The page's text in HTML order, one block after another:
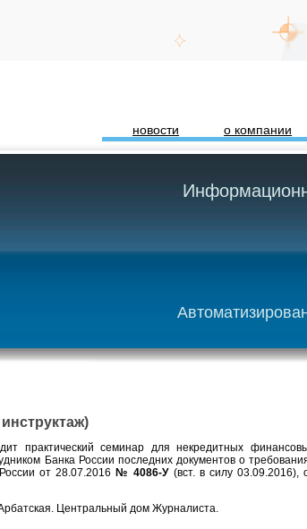
новости о компании
практический семинар для некредитных
Банка России последних документов о
от 28.07.2016 № 4086-У(вст. в силу 03.09.2016),
Центральный дом Журналиста.